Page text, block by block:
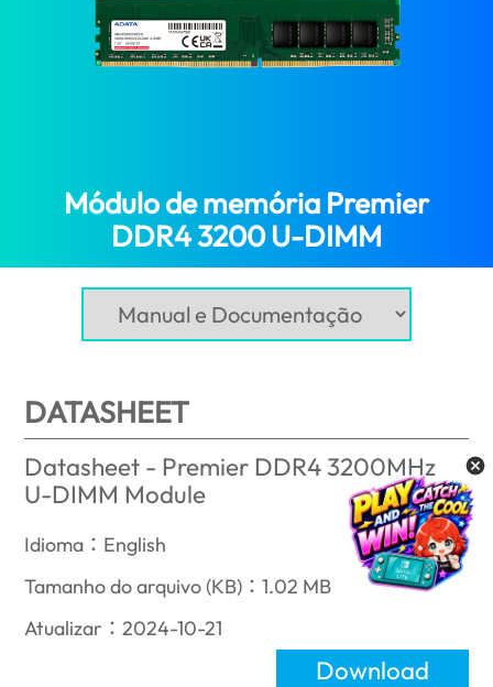
Módulo de memória Premier
DDR4 3200 U-DIMM
DATASHEET
Datasheet - Premier DDR4 3200MHz
U-DIMM Module
Idioma：English
Tamanho do arquivo (KB)：1.02 MB
Atualizar：2024-10-21
Download